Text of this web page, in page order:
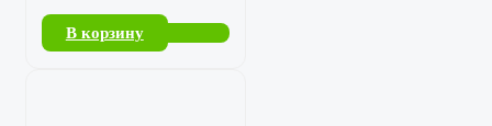
В корзину